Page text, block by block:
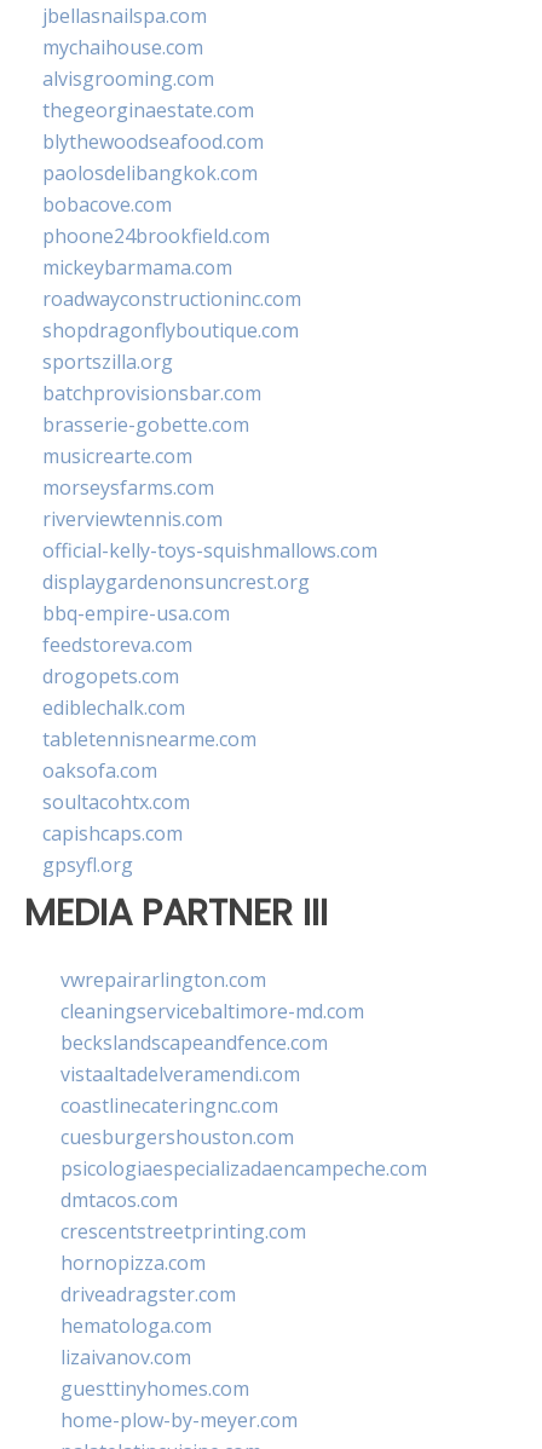
jbellasnailspa.com
mychaihouse.com
alvisgrooming.com
thegeorginaestate.com
blythewoodseafood.com
paolosdelibangkok.com
bobacove.com
phoone24brookfield.com
mickeybarmama.com
roadwayconstructioninc.com
shopdragonflyboutique.com
sportszilla.org
batchprovisionsbar.com
brasserie-gobette.com
musicrearte.com
morseysfarms.com
riverviewtennis.com
official-kelly-toys-squishmallows.com
displaygardenonsuncrest.org
bbq-empire-usa.com
feedstoreva.com
drogopets.com
ediblechalk.com
tabletennisnearme.com
oaksofa.com
soultacohtx.com
capishcaps.com
gpsyfl.org
MEDIA PARTNER III
vwrepairarlington.com
cleaningservicebaltimore-md.com
beckslandscapeandfence.com
vistaaltadelveramendi.com
coastlinecateringnc.com
cuesburgershouston.com
psicologiaespecializadaencampeche.com
dmtacos.com
crescentstreetprinting.com
hornopizza.com
driveadragster.com
hematologa.com
lizaivanov.com
guesttinyhomes.com
home-plow-by-meyer.com